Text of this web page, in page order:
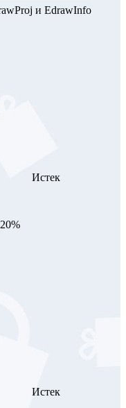
и EdrawInfo
Истек
Истек